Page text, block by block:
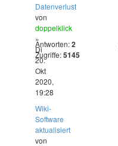
Datenverlust
von
doppelklick
»
Di
20.
Okt
2020,
19:28
Antworten:2
Zugriffe:5145
Wiki-
Software
aktualisiert
von